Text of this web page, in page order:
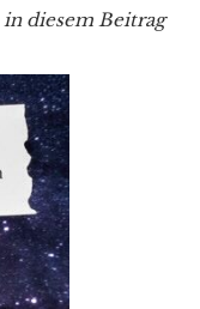
in diesem Beitrag